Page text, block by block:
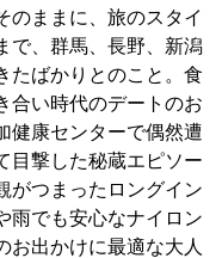
のままに、旅のスタイ
で、群馬、長野、新潟
たばかりとのこと。食
合い時代のデートのお
健康センターで偶然遭
目撃した秘蔵エピソー
がつまったロングイン
雨でも安心なナイロン
お出かけに最適な大人